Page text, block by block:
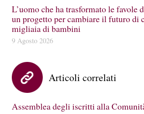
L’uomo che ha trasformato le favole
un progetto per cambiare il futuro di
migliaia di bambini
9 Agosto 2026
Articoli correlati
Assemblea degli iscritti alla